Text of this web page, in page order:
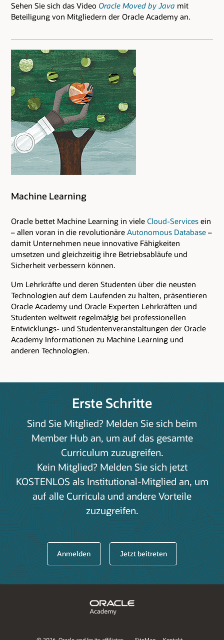
Sehen Sie sich das Video Oracle Moved by Java mit
Beteiligung von Mitgliedern der Oracle Academy an.
Machine Learning
Oracle bettet Machine Learning in viele Cloud-Services ein
– allen voran in die revolutionäre Autonomous Database –
damit Unternehmen neue innovative Fähigkeiten
umsetzen und gleichzeitig ihre Betriebsabläufe und
Sicherheit verbessern können.
Um Lehrkräfte und deren Studenten über die neusten
Technologien auf dem Laufenden zu halten, präsentieren
Oracle Academy und Oracle Experten Lehrkräften und
Studenten weltweit regelmäßig bei professionellen
Entwicklungs- und Studentenveranstaltungen der Oracle
Academy Informationen zu Machine Learning und
anderen Technologien.
Erste Schritte
Sind Sie Mitglied? Melden Sie sich beim
Member Hub an, um auf das gesamte
Curriculum zuzugreifen.
Kein Mitglied? Melden Sie sich jetzt
KOSTENLOS als Institutional-Mitglied an, um
auf alle Curricula und andere Vorteile
zuzugreifen.
Anmelden Jetzt beitreten